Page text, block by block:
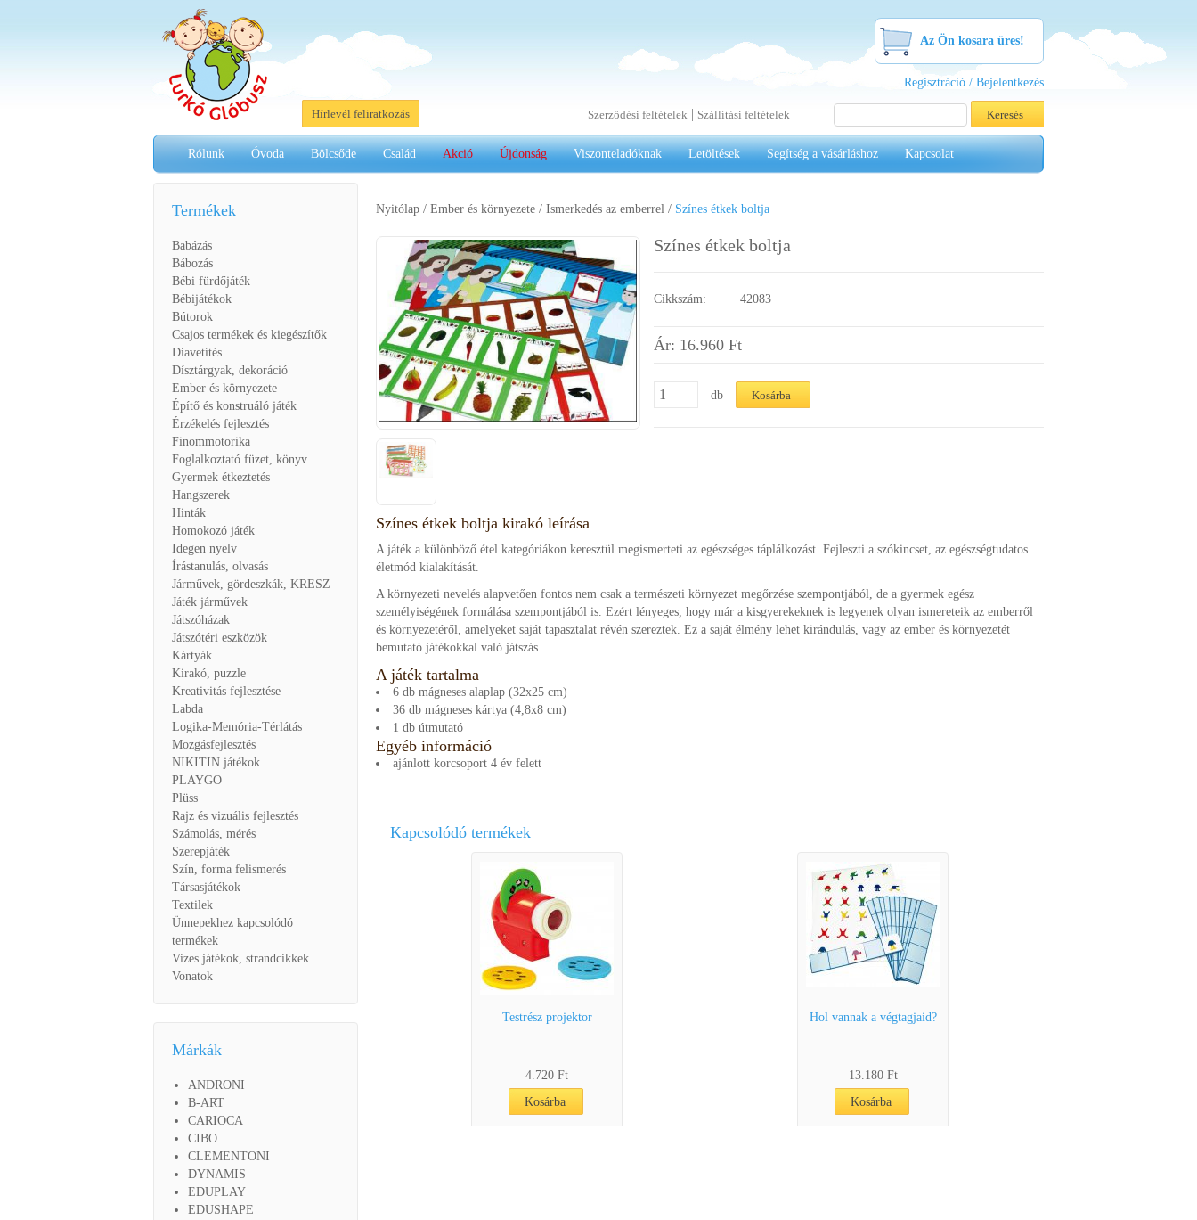
Az Ön kosara üres!
Regisztráció / Bejelentkezés
Hírlevél feliratkozás Szerződési feltételek | Szállítási feltételek
Rólunk Óvoda Bölcsőde Család Akció Újdonság Viszonteladóknak Letöltések Segítség a vásárláshoz Kapcsolat
Termékek
Babázás
Bábozás
Bébi fürdőjáték
Bébijátékok
Bútorok
Csajos termékek és kiegészítők
Diavetítés
Dísztárgyak, dekoráció
Ember és környezete
Építő és konstruáló játék
Érzékelés fejlesztés
Finommotorika
Foglalkoztató füzet, könyv
Gyermek étkeztetés
Hangszerek
Hinták
Homokozó játék
Idegen nyelv
Írástanulás, olvasás
Járművek, gördeszkák, KRESZ
Játék járművek
Játszóházak
Játszótéri eszközök
Kártyák
Kirakó, puzzle
Kreativitás fejlesztése
Labda
Logika-Memória-Térlátás
Mozgásfejlesztés
NIKITIN játékok
PLAYGO
Plüss
Rajz és vizuális fejlesztés
Számolás, mérés
Szerepjáték
Szín, forma felismerés
Társasjátékok
Textilek
Ünnepekhez kapcsolódó
termékek
Vizes játékok, strandcikkek
Vonatok
Márkák
ANDRONI
B-ART
CARIOCA
CIBO
CLEMENTONI
DYNAMIS
EDUPLAY
EDUSHAPE
Nyitólap / Ember és környezete / Ismerkedés az emberrel / Színes étkek boltja
Színes étkek boltja
Cikkszám: 42083
Ár: 16.960Ft
db
Színes étkek boltja kirakó leírása
A játék a különböző étel kategóriákon keresztül megismerteti az egészséges táplálkozást. Fejleszti a szókincset, az egészségtudatos
életmód kialakítását.
A környezeti nevelés alapvetően fontos nem csak a természeti környezet megőrzése szempontjából, de a gyermek egész
személyiségének formálása szempontjából is. Ezért lényeges, hogy már a kisgyerekeknek is legyenek olyan ismereteik az emberről
és környezetéről, amelyeket saját tapasztalat révén szereztek. Ez a saját élmény lehet kirándulás, vagy az ember és környezetét
bemutató játékokkal való játszás.
A játék tartalma
6 db mágneses alaplap (32x25 cm)
36 db mágneses kártya (4,8x8 cm)
1 db útmutató
Egyéb információ
ajánlott korcsoport 4 év felett
Kapcsolódó termékek
Testrész projektor
4.720 Ft
Kosárba
Hol vannak a végtagjaid?
13.180 Ft
Kosárba